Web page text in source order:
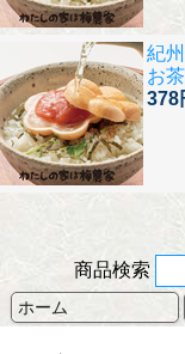
紀
お
378
商品検索
ホーム